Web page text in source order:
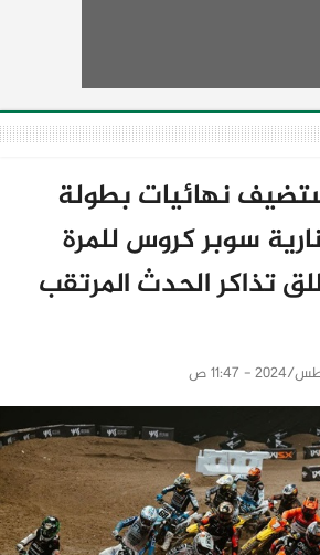
نهائيات بطولة
سوبر كروس للمرة
تذاكر الحدث المرتقب